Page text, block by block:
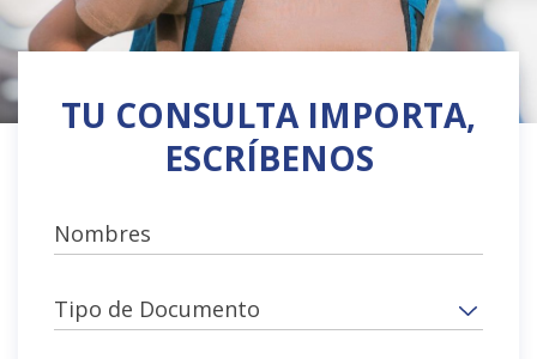
TU CONSULTA IMPORTA,
ESCRÍBENOS
Nombres
Tipo de Documento